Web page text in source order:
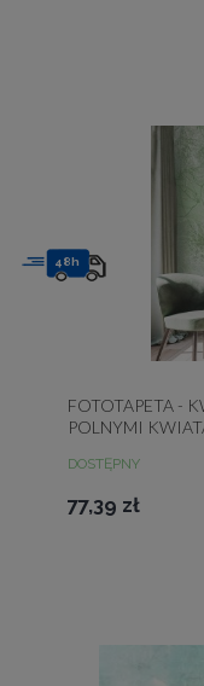
FOTOTAPETA -
POLNYMI
DOSTĘPNY
77,39 zł
48h